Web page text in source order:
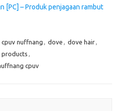
[PC] – Produk penjagaan rambut
cpuv nuffnang , dove , dove hair,
products ,
cpuv